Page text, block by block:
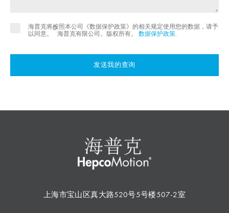
海普克将按照本公司《数据保护政策》的相关规定使用您的数据，请予
以同意。
©
海普克有限公司。版权所有。 数据保护政策
发送我的查询
上海市宝山区真大路520号5号楼507-2室